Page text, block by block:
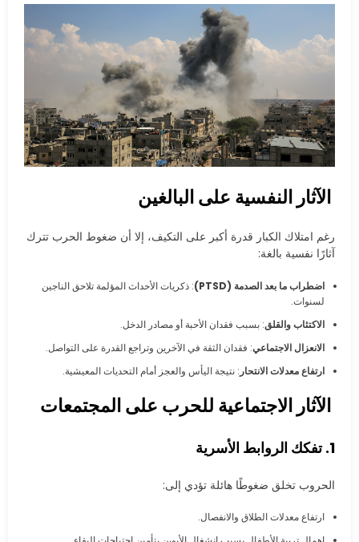
الآثار النفسية على البالغين
رغم امتلاك الكبار قدرة أكبر على التكيف، إلا أن ضغوط الحرب تترك
آثارًا نفسية بالغة:
اضطراب ما بعد الصدمة (PTSD)
: ذكريات الأحداث المؤلمة تلاحق الناجين
لسنوات.
الاكتئاب والقلق: بسبب فقدان الأحبة أو مصادر الدخل.
الانعزال الاجتماعي: فقدان الثقة في الآخرين وتراجع القدرة على التواصل.
ارتفاع معدلات الانتحار : نتيجة اليأس والعجز أمام التحديات المعيشية.
الآثار الاجتماعية للحرب على المجتمعات
1. تفكك الروابط الأسرية
الحروب تخلق ضغوطًا هائلة تؤدي إلى:
ارتفاع معدلات الطلاق والانفصال.